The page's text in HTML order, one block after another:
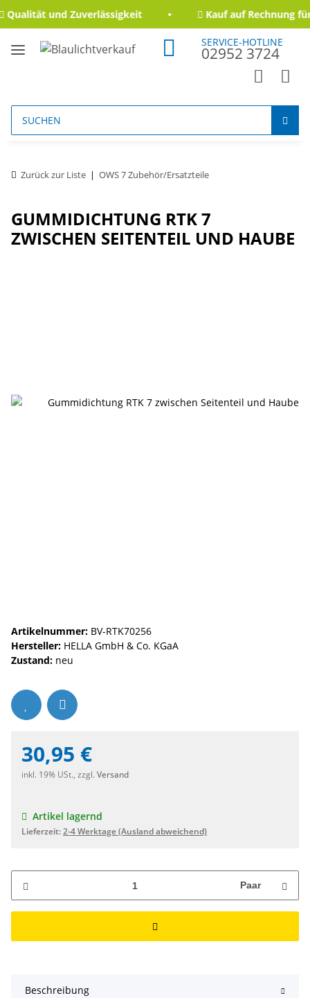
und Zuverlässigkeit Kauf auf Rechnung für
SERVICE-HOTLINE
02952 3724
Zurück zur Liste OWS 7 Zubehör/Ersatzteile
GUMMIDICHTUNG RTK 7
ZWISCHEN SEITENTEIL UND HAUBE
Artikelnummer: BV-RTK70256
Hersteller: HELLA GmbH & Co. KGaA
Zustand: neu
30,95 €
inkl. 19% USt., zzgl. Versand
Artikel lagernd
Lieferzeit:2-4 Werktage(Ausland abweichend)
Paar
Beschreibung